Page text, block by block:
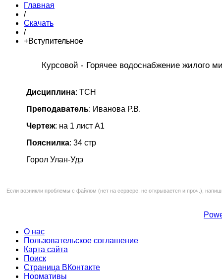
Главная
/
Скачать
/
+Вступительное
Курсовой - Горячее водоснабжение жилого
Дисциплина: ТСН
Преподаватель: Иванова Р.В.
Чертеж: на 1 лист А1
Пояснилка: 34 стр
Горол Улан-Удэ
Если возникли проблемы с файлом (нет на сервере, не открывается и проч.),
О нас
Пользовательское соглашение
Карта сайта
Поиск
Страница ВКонтакте
Нормативы